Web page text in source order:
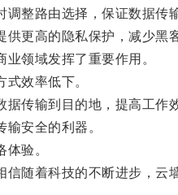
整路由选择，保证数据传输
高的隐私保护，减少黑
领域发挥了重要作用。
效率低下。
传输到目的地，提高工作效
安全的利器。
验。
着科技的不断进步，云